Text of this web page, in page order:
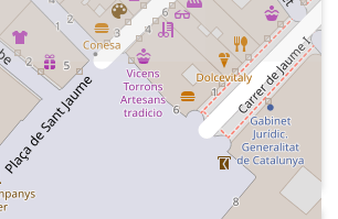
03-12
COPE - La mañana de la
d'una entrevista al periodista
Luis Balbín, dins la secció del
Risa "Salsa risa".